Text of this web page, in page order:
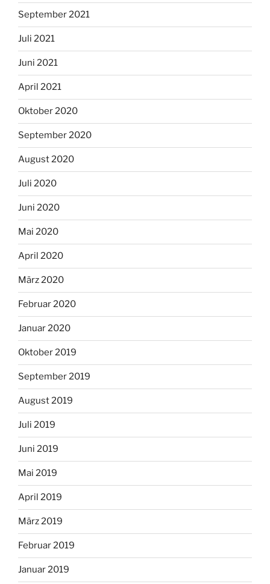
September 2021
Juli 2021
Juni 2021
April 2021
Oktober 2020
September 2020
August 2020
Juli 2020
Juni 2020
Mai 2020
April 2020
März 2020
Februar 2020
Januar 2020
Oktober 2019
September 2019
August 2019
Juli 2019
Juni 2019
Mai 2019
April 2019
März 2019
Februar 2019
Januar 2019